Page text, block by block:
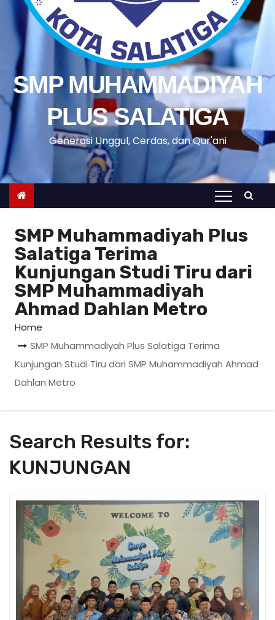
SMP MUHAMMADIYAH
PLUS SALATIGA
Generasi Unggul, Cerdas, dan Qur'ani
SMP Muhammadiyah Plus
Salatiga Terima
Kunjungan Studi Tiru dari
SMP Muhammadiyah
Ahmad Dahlan Metro
Home
SMP Muhammadiyah Plus Salatiga Terima
Kunjungan Studi Tiru dari SMP Muhammadiyah Ahmad
Dahlan Metro
Search Results for:
KUNJUNGAN